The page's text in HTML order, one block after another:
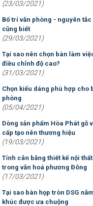
(23/03/2021)
Bố trí văn phòng - nguyên
cũng biết
(29/03/2021)
Tại sao nên chọn bàn làm
điều chỉnh độ cao?
(31/03/2021)
Chọn kiểu dáng phù hợp cho
phòng
(05/04/2021)
Dòng sản phẩm Hòa Phát gỗ
cấp tạo nên thương hiệu
(19/03/2021)
Tính cân bằng thiết kế nội
trong văn hoá phương Đông
(17/03/2021)
Tại sao bàn họp tròn DSG
khúc được ưa chuộng